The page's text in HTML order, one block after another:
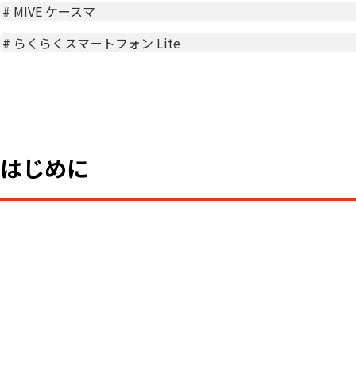
# MIVE ケースマ
# らくらくスマートフォン Lite
はじめに